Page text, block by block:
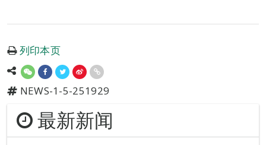
列印本页
NEWS-1-5-251929
最新新闻